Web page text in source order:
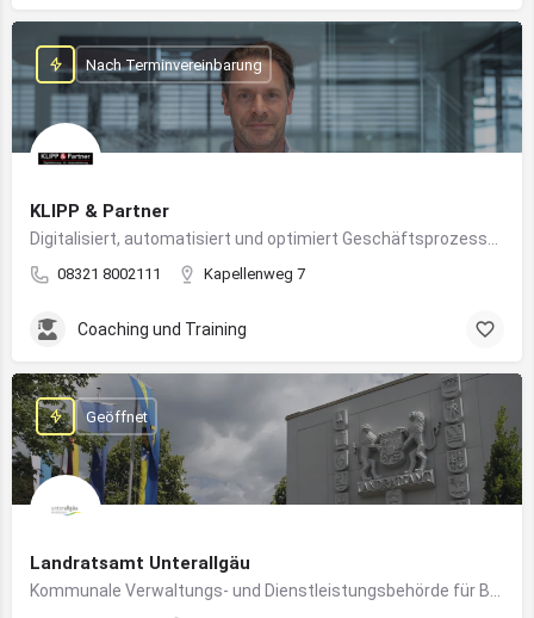
KLIPP & Partner
08321 8002111 Kapellenweg 7
Nach Terminvereinbarung
Coaching und Training
Landratsamt Unterallgäu
Geöffnet